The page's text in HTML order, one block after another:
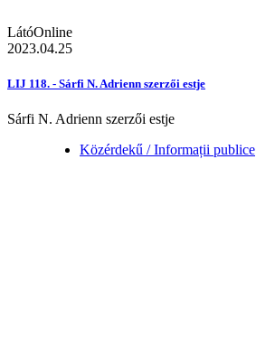
LátóOnline
2023.04.25
LIJ 118. - Sárfi N. Adrienn szerzői estje
Sárfi N. Adrienn szerzői estje
Közérdekű / Informații publice